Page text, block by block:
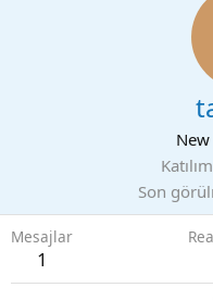
Katılım
Son
Mesajlar
1